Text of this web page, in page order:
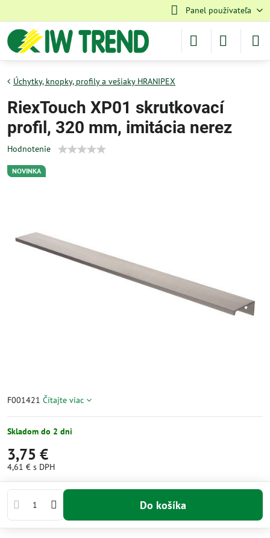
Panel používateľa
NOVINKA
Úchytky, knopky, profily a vešiaky HRANIPEX
RiexTouch XP01 skrutkovací
profil, 320 mm, imitácia nerez
Hodnotenie
F001421 Čítajte viac
Skladom do 2 dni
3,75 €
4,61 € s DPH
Do košíka